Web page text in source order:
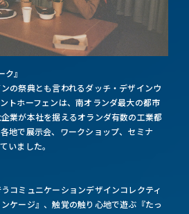
』
の祭典とも言われるダッチ・デザインウ
トホーフェンは、南オランダ最大の都市
業が本社を据えるオランダ有数の工業都
地で展示会、ワークショップ、セミナ
いました。
コミュニケーションデザインコレクティ
ケージ』、触覚の触り心地で遊ぶ『たっ